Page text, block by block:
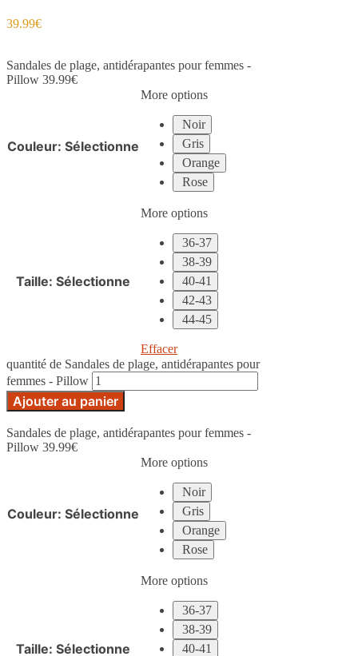
39.99€
Sandales de plage, antidérapantes pour femmes -
Pillow 39.99€
Couleur: Sélectionne
More options
Noir
Gris
Orange
Rose
Taille: Sélectionne
More options
36-37
38-39
40-41
42-43
44-45
Effacer
quantité de Sandales de plage, antidérapantes pour
femmes - Pillow
Ajouter au panier
Sandales de plage, antidérapantes pour femmes -
Pillow 39.99€
Couleur: Sélectionne
More options
Noir
Gris
Orange
Rose
Taille: Sélectionne
More options
36-37
38-39
40-41